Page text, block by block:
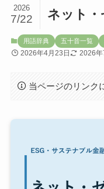
ネット・
2026
7/22
用語辞典 五十音一覧
2026年4月23日 2026年
当ページのリンク